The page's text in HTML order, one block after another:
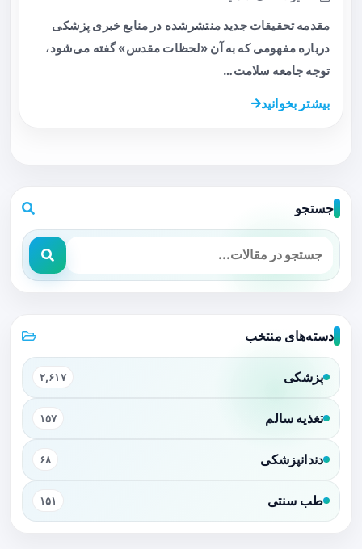
مقدمه تحقیقات جدید منتشرشده در منابع خبری پزشکی
درباره مفهومی که به آن «لحظات مقدس» گفته می‌شود،
توجه جامعه سلامت…
بیشتر بخوانید
جستجو
دسته‌های منتخب
پزشکی ۲,۶۱۷
تغذیه سالم ۱۵۷
دندانپزشکی ۶۸
طب سنتی ۱۵۱